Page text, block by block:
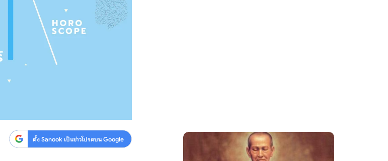
ตั้ง Sanook เป็นข่าวโปรดบน Google